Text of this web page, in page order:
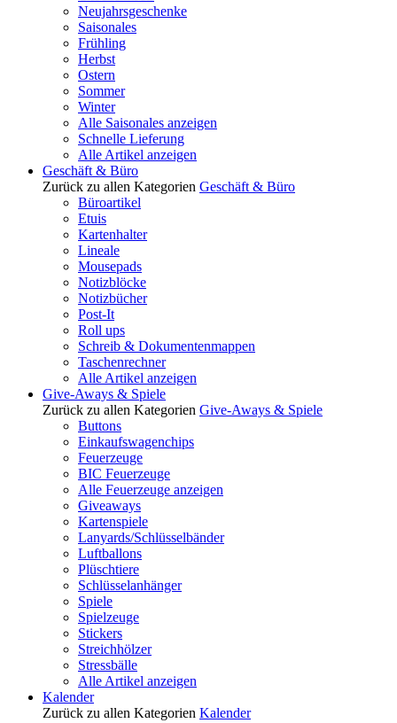
Neujahrsgeschenke
Saisonales
Frühling
Herbst
Ostern
Sommer
Winter
Alle Saisonales anzeigen
Schnelle Lieferung
Alle Artikel anzeigen
Geschäft & Büro
Zurück zu allen Kategorien Geschäft & Büro
Büroartikel
Etuis
Kartenhalter
Lineale
Mousepads
Notizblöcke
Notizbücher
Post-It
Roll ups
Schreib & Dokumentenmappen
Taschenrechner
Alle Artikel anzeigen
Give-Aways & Spiele
Zurück zu allen Kategorien Give-Aways & Spiele
Buttons
Einkaufswagenchips
Feuerzeuge
BIC Feuerzeuge
Alle Feuerzeuge anzeigen
Giveaways
Kartenspiele
Lanyards/Schlüsselbänder
Luftballons
Plüschtiere
Schlüsselanhänger
Spiele
Spielzeuge
Stickers
Streichhölzer
Stressbälle
Alle Artikel anzeigen
Kalender
Zurück zu allen Kategorien Kalender